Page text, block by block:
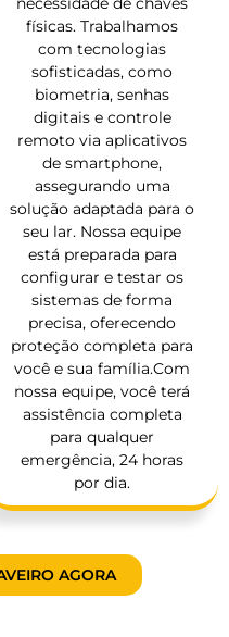
físicas. Trabalhamos
com tecnologias
sofisticadas, como
biometria, senhas
digitais e controle
remoto via aplicativos
de smartphone,
assegurando uma
solução adaptada para o
seu lar. Nossa equipe
está preparada para
configurar e testar os
sistemas de forma
precisa, oferecendo
proteção completa para
você e sua família.Com
nossa equipe, você terá
assistência completa
para qualquer
emergência, 24 horas
por dia.
AGORA